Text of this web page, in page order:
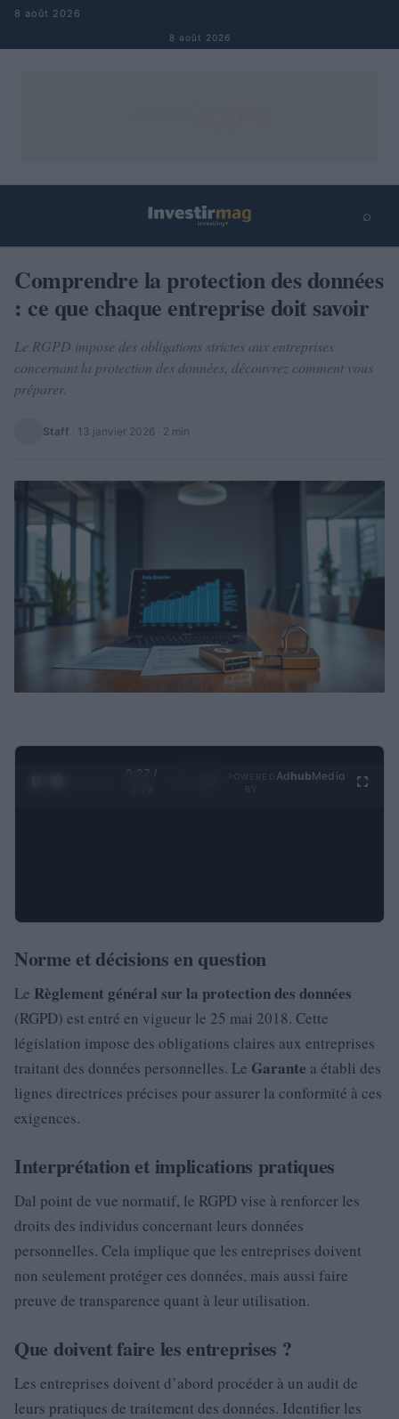
Aller au contenu
8 août 2026
8 août 2026
⌕
Rechercher ⌕ ×
Comprendre la protection des données
: ce que chaque entreprise doit savoir
Le RGPD impose des obligations strictes aux entreprises
concernant la protection des données, découvrez comment vous
préparer.
Staff · 13 janvier 2026 · 2 min
0:28 /
Ad hubMedia
Norme et décisions en question
Le Règlement général sur la protection des données
(RGPD) est entré en vigueur le 25 mai 2018. Cette
législation impose des obligations claires aux entreprises
traitant des données personnelles. Le Garante a établi des
lignes directrices précises pour assurer la conformité à ces
exigences.
Interprétation et implications pratiques
Dal point de vue normatif, le RGPD vise à renforcer les
droits des individus concernant leurs données
personnelles. Cela implique que les entreprises doivent
non seulement protéger ces données, mais aussi faire
preuve de transparence quant à leur utilisation.
Que doivent faire les entreprises ?
Les entreprises doivent d’abord procéder à un audit de
leurs pratiques de traitement des données. Identifier les